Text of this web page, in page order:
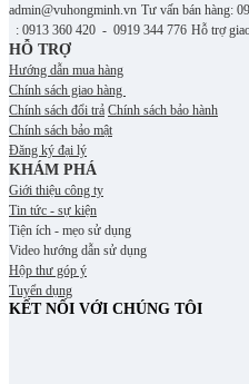
admin@vuhongminh.vn Tư vấn bán hàng:
: 0913 360 420 - 0919 344 776 Hỗ trợ
HỖ TRỢ
Hướng dẫn mua hàng
Chính sách giao hàng
Chính sách đổi trả Chính sách bảo hành
Chính sách bảo mật
Đăng ký đại lý
KHÁM PHÁ
Giới thiệu công ty
Tin tức - sự kiện
Tiện ích - mẹo sử dụng
Video hướng dẫn sử dụng
Hộp thư góp ý
Tuyển dụng
KẾT NỐI VỚI CHÚNG TÔI